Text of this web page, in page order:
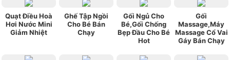
Quạt Điều Hoà
Hơi Nước Mini
Giảm Nhiệt
Ghế Tập Ngồi
Cho Bé Bán
Chạy
Gối Ngủ Cho
Bé,Gối Chống
Bẹp Đầu Cho Bé
Hot
Gối
Massage,Máy
Massage Cổ Vai
Gáy Bán Chạy